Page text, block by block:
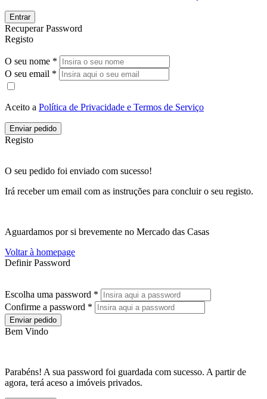
Entrar
Recuperar Password
Registo
O seu nome *
O seu email *
Aceito a Política de Privacidade e Termos de Serviço
Enviar pedido
Registo
O seu pedido foi enviado com sucesso!
Irá receber um email com as instruções para concluir o seu registo.
Aguardamos por si brevemente no Mercado das Casas
Voltar à homepage
Definir Password
Escolha uma password *
Confirme a password *
Enviar pedido
Bem Vindo
Parabéns! A sua password foi guardada com sucesso. A partir de
agora, terá aceso a imóveis privados.